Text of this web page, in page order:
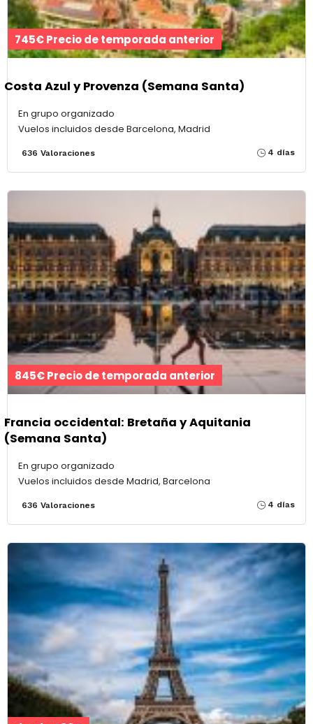
745€ Precio de temporada anterior
Costa Azul y Provenza (Semana Santa)
En grupo organizado
Vuelos incluidos desde Barcelona, Madrid
636 Valoraciones 4 días
845€ Precio de temporada anterior
Francia occidental: Bretaña y Aquitania
(Semana Santa)
En grupo organizado
Vuelos incluidos desde Madrid, Barcelona
636 Valoraciones 4 días